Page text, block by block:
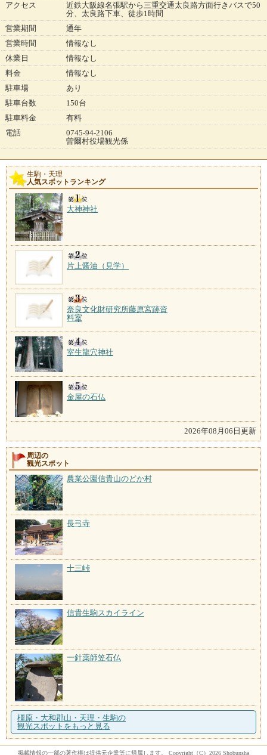
アクセス
近鉄大阪線名張駅から三重交通太良路方面行きバスで50
分、太良路下車、徒歩1時間
営業期間
通年
営業時間
情報なし
休業日
情報なし
料金
情報なし
駐車場
あり
駐車台数
150台
駐車料金
有料
電話
0745-94-2106
曽爾村役場観光係
生駒・天理
人気スポットランキング
大神神社
片上醤油（見学）
奈良文化財研究所藤原宮跡資
料室
室生龍穴神社
金屋の石仏
2026年08月06日更新
周辺の
観光スポット
農業公園信貴山のどか村
長弓寺
十三峠
信貴生駒スカイライン
一針薬師笠石仏
橿原・大和郡山・天理・生駒の
観光スポットをもっと見る
掲載情報の一部の著作権は提供元企業等に帰属します。 Copyright（C）2026 Shobunsha